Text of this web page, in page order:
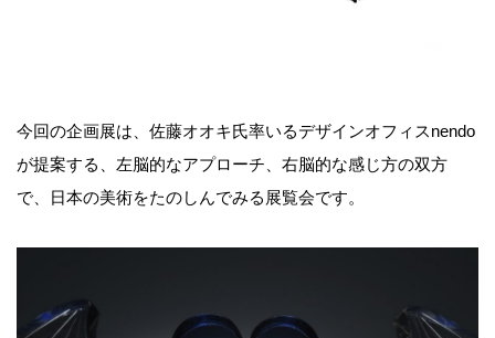
今回の企画展は、佐藤オオキ氏率いるデザインオフィスnendo
が提案する、左脳的なアプローチ、右脳的な感じ方の双方
で、日本の美術をたのしんでみる展覧会です。